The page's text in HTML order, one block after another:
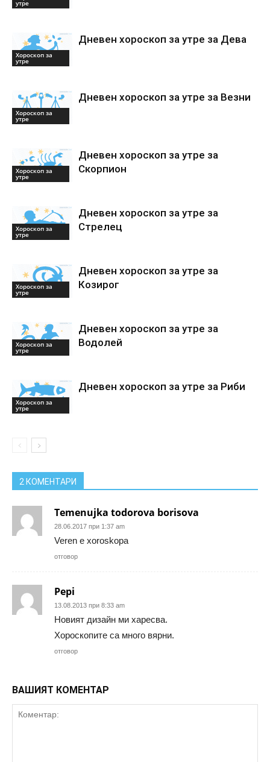
утре
Хороскоп за
утре
Дневен хороскоп за утре за Дева
Хороскоп за
утре
Дневен хороскоп за утре за Везни
Хороскоп за
утре
Дневен хороскоп за утре за
Скорпион
Хороскоп за
утре
Дневен хороскоп за утре за
Стрелец
Хороскоп за
утре
Дневен хороскоп за утре за
Козирог
Хороскоп за
утре
Дневен хороскоп за утре за
Водолей
Хороскоп за
утре
Дневен хороскоп за утре за Риби
2 КОМЕНТАРИ
Temenujka todorova borisova
28.06.2017 при 1:37 am
Veren e xoroskopa
отговор
Pepi
13.08.2013 при 8:33 am
Новият дизайн ми харесва.
Хороскопите са много вярни.
отговор
ВАШИЯТ КОМЕНТАР